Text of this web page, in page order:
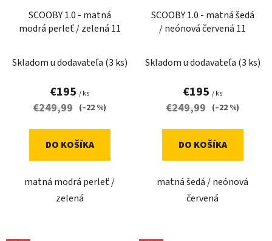
SCOOBY 1.0 - matná
modrá perleť / zelená 11
Skladom u dodavateľa (3 ks)
€195 / ks
€249,99 (–22 %)
DO KOŠÍKA
matná modrá perleť /
zelená
SCOOBY 1.0 - matná šedá
/ neónová červená 11
Skladom u dodavateľa (3 ks)
€195 / ks
€249,99 (–22 %)
DO KOŠÍKA
matná šedá / neónová
červená